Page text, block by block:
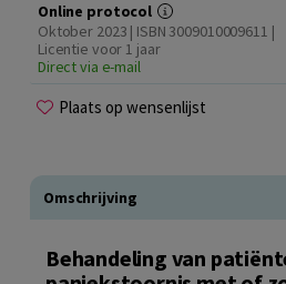
Online protocol
Oktober 2023 | ISBN 3009010009611 |
Licentie voor 1 jaar
Direct via e-mail
Plaats op wensenlijst
Omschrijving
Behandeling van